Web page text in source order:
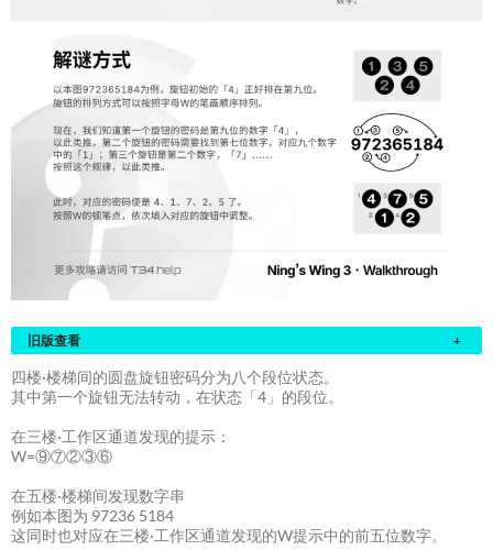
旧版查看 +
四楼·楼梯间的圆盘旋钮密码分为八个段位状态。
其中第一个旋钮无法转动，在状态「4」的段位。
在三楼·工作区通道发现的提示：
W=⑨⑦②③⑥
在五楼·楼梯间发现数字串
例如本图为 97236 5184
这同时也对应在三楼·工作区通道发现的W提示中的前五位数字。